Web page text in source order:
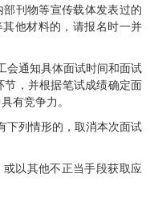
刊物等宣传载体发表过的
他材料的，请报名时一并
通知具体面试时间和面试
，并根据笔试成绩确定面
有竞争力。
列情形的，取消本次面试
以其他不正当手段获取应